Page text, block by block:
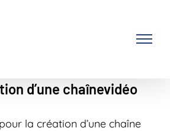
d’une chaînevidéo
la création d’une chaîne